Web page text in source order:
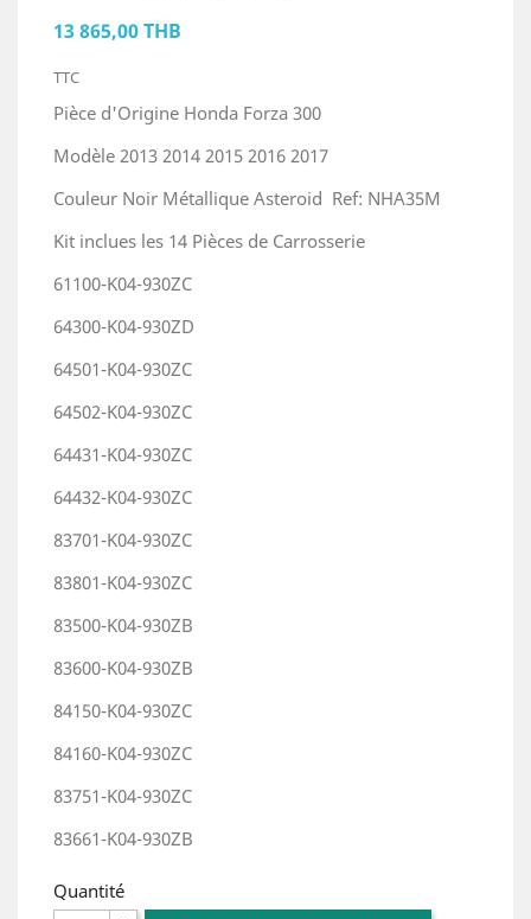
13 865,00 THB
TTC
Pièce d'Origine Honda Forza 300
Modèle 2013 2014 2015 2016 2017
Couleur Noir Métallique Asteroid Ref: NHA35M
Kit inclues les 14 Pièces de Carrosserie
61100-K04-930ZC
64300-K04-930ZD
64501-K04-930ZC
64502-K04-930ZC
64431-K04-930ZC
64432-K04-930ZC
83701-K04-930ZC
83801-K04-930ZC
83500-K04-930ZB
83600-K04-930ZB
84150-K04-930ZC
84160-K04-930ZC
83751-K04-930ZC
83661-K04-930ZB
Quantité